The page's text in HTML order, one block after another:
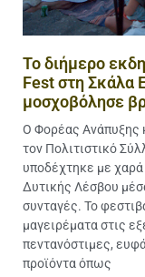
Το διήμερο
Fest στη Σκάλα
μοσχοβόλησε
O Φορέας Ανάπυξης
τον Πολιτιστικό
υποδέχτηκε με χαρά
Δυτικής Λέσβου
συνταγές. Το
μαγειρέματα στις
πεντανόστιμες,
προϊόντα όπως